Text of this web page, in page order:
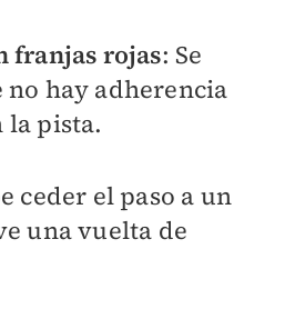
franjas rojas: Se
no hay adherencia
la pista.
ceder el paso a un
una vuelta de